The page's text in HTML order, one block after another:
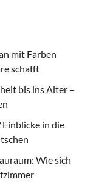
mit Farben
schafft
bis ins Alter –
in die
Wie sich